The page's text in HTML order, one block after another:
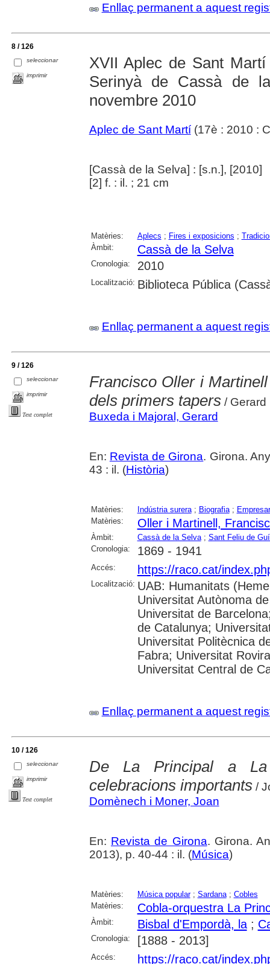
Enllaç permanent a aquest
8 / 126
seleccionar
imprimir
XVII Aplec de Sant
Serinyà de Cassà de
novembre 2010
Aplec de Sant Martí(17è : 2010 :
[Cassà de la Selva] : [s.n.], [2010]
[2] f. : il. ; 21 cm
Matèries: Aplecs ; Fires i exposicions ;
Àmbit:
Cassà de la Selva
Cronologia: 2010
Localització: Biblioteca Pública
Enllaç permanent a aquest
9 / 126
seleccionar
imprimir
Text complet
Francisco Oller i
dels primers tapers/ Gerard
Buxeda i Majoral, Gerard
En: Revista de Girona. Girona.
43 : il. (Història)
Matèries: Indústria surera; Biografia;
Matèries:
Oller i Martinell,
Àmbit: Cassà de la Selva; Sant Feliu de
Cronologia:
1869 - 1941
Accés: https://raco.cat/
Localització: UAB: Humanitats
Universitat Autònoma
Universitat de
de Catalunya;
Universitat Politècnica
Fabra; Universitat
Universitat Central de
Enllaç permanent a aquest
10 / 126
seleccionar
imprimir
Text complet
De La Principal a
celebracions importants/
Domènech i Moner, Joan
En: Revista de Girona. Girona.
2013), p. 40-44 : il. (Música)
Matèries: Música popular; Sardana; Cobles
Matèries:
Cobla-orquestra La
Àmbit: Bisbal d'Empordà, la;
Cronologia: [1888 - 2013]
Accés: https://raco.cat/